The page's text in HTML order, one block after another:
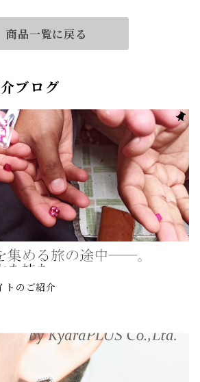
商品一覧に戻る
ブログ
トのご紹介